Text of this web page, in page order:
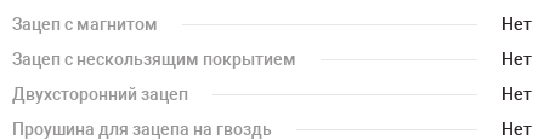
Зацеп с магнитом
Нет
Зацеп с нескользящим покрытием
Нет
Двухсторонний зацеп
Нет
Проушина для зацепа на гвоздь
Нет